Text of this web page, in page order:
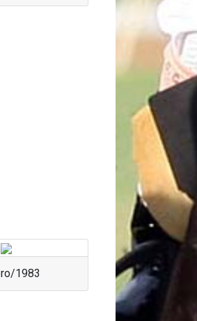
1983